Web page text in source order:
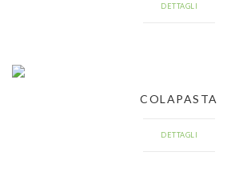
DETTAGLI
COLAPASTA
DETTAGLI